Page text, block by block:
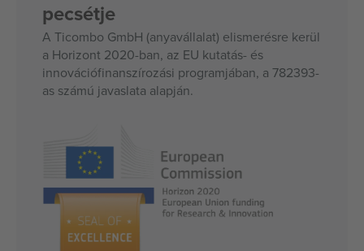
pecsétje
A Ticombo GmbH (anyavállalat) elismerésre kerül
a Horizont 2020-ban, az EU kutatás- és
innovációfinanszírozási programjában, a 782393-
as számú javaslata alapján.